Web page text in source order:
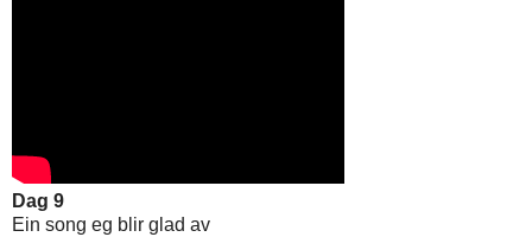
Dag 9
Ein song eg blir glad av